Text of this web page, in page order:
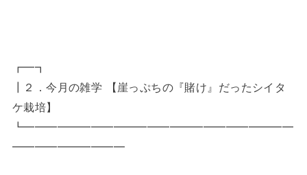
┏━┓
┃２．今月の雑学 【崖っぷちの『賭け』だったシイタ
ケ栽培】
┗━━━━━━━━━━━━━━━━━━━━━━━━
━━━━━━━━━━